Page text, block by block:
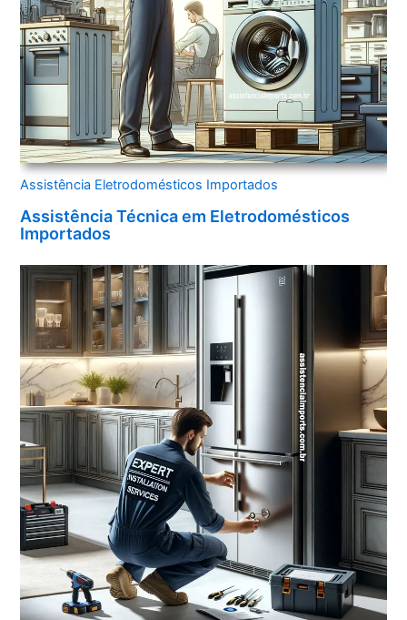
Assistência Eletrodomésticos Importados
Assistência Técnica em Eletrodomésticos
Importados